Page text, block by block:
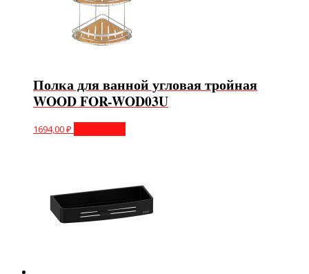
Полка для ванной угловая тройная
WOOD FOR-WOD03U
1694,00₽